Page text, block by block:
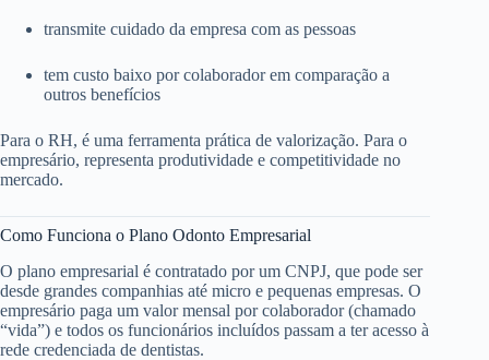
transmite cuidado da empresa com as pessoas
tem custo baixo por colaborador em comparação a
outros benefícios
Para o RH, é uma ferramenta prática de valorização. Para o
empresário, representa produtividade e competitividade no
mercado.
Como Funciona o Plano Odonto Empresarial
O plano empresarial é contratado por um CNPJ, que pode ser
desde grandes companhias até micro e pequenas empresas. O
empresário paga um valor mensal por colaborador (chamado
“vida”) e todos os funcionários incluídos passam a ter acesso à
rede credenciada de dentistas.